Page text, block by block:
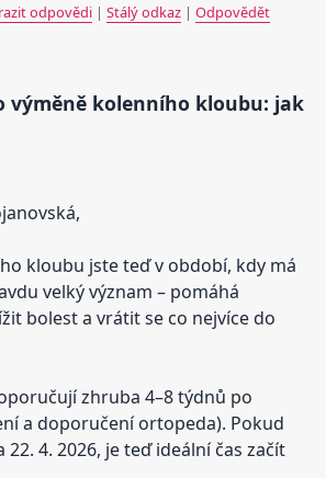
odpovědi |Stálý odkaz |Odpovědět
výměně kolenního kloubu: jak
kloubu jste teď v období, kdy má
velký význam – pomáhá
bolest a vrátit se co nejvíce do
zhruba 4–8 týdnů po
a doporučení ortopeda). Pokud
4. 2026, je teď ideální čas začít